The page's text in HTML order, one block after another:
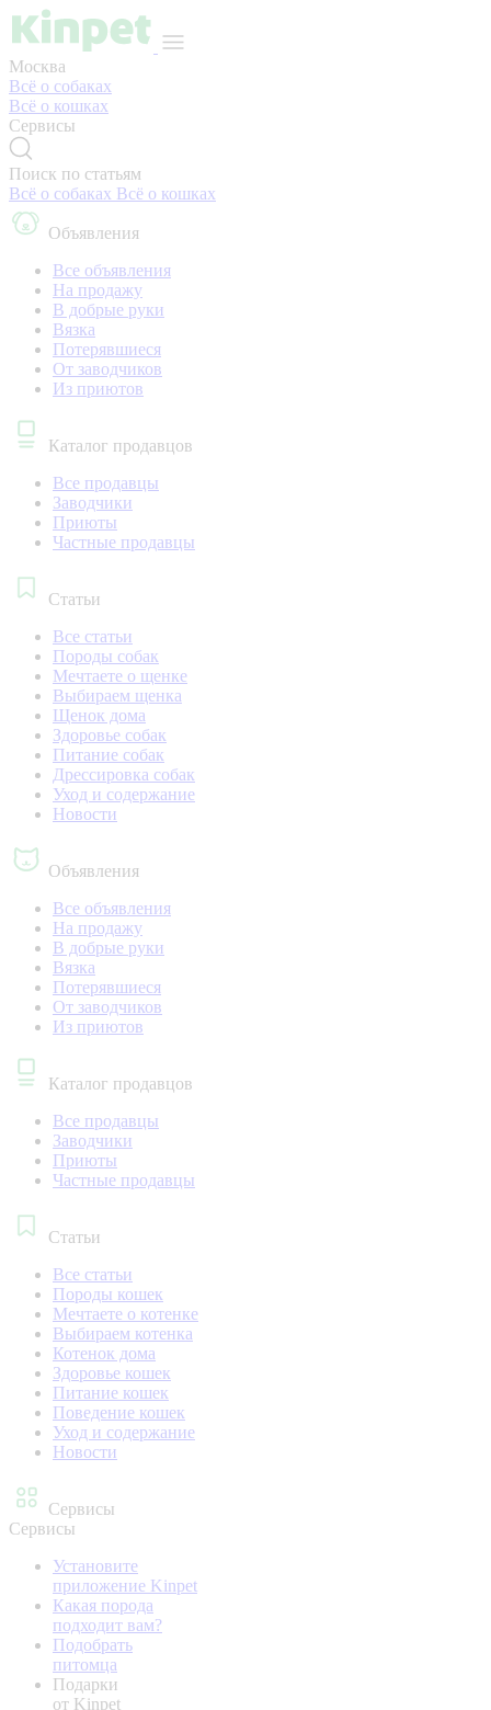
Москва
Всё о собаках
Всё о кошках
Сервисы
Поиск по статьям
Всё о собаках Всё о кошках
Объявления
Все объявления
На продажу
В добрые руки
Вязка
Потерявшиеся
От заводчиков
Из приютов
Каталог продавцов
Все продавцы
Заводчики
Приюты
Частные продавцы
Статьи
Все статьи
Породы собак
Мечтаете о щенке
Выбираем щенка
Щенок дома
Здоровье собак
Питание собак
Дрессировка собак
Уход и содержание
Новости
Объявления
Все объявления
На продажу
В добрые руки
Вязка
Потерявшиеся
От заводчиков
Из приютов
Каталог продавцов
Все продавцы
Заводчики
Приюты
Частные продавцы
Статьи
Все статьи
Породы кошек
Мечтаете о котенке
Выбираем котенка
Котенок дома
Здоровье кошек
Питание кошек
Поведение кошек
Уход и содержание
Новости
Сервисы
Сервисы
Установите
приложение Kinpet
Какая порода
подходит вам?
Подобрать
питомца
Подарки
от Kinpet